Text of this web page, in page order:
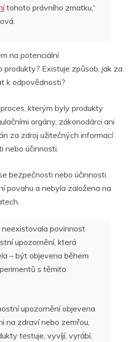
tohoto právního zmatku,“
na potenciální
produkty? Existuje způsob, jak za
k odpovědnosti?
kterým byly produkty
orgány, zákonodárci ani
za zdroj užitečných informací
nebo účinnosti.
bezpečnosti nebo účinnosti
povahu a nebyla založena na
neexistovala povinnost
upozornění, která
– být objevena během
s těmito
upozornění objevena
na zdraví nebo zemřou,
testuje, vyvíjí, vyrábí,